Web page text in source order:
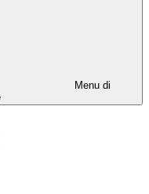
Menu di